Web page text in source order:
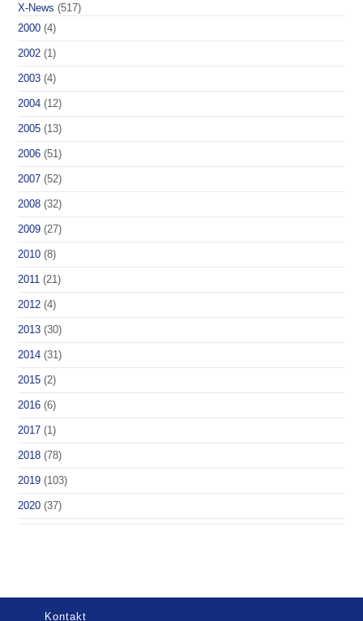
X-News (517)
2000 (4)
2002 (1)
2003 (4)
2004 (12)
2005 (13)
2006 (51)
2007 (52)
2008 (32)
2009 (27)
2010 (8)
2011 (21)
2012 (4)
2013 (30)
2014 (31)
2015 (2)
2016 (6)
2017 (1)
2018 (78)
2019 (103)
2020 (37)
Kontakt